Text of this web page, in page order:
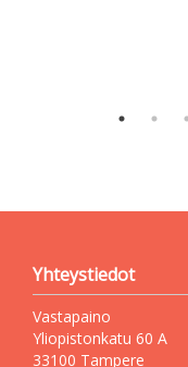
Yhteystiedot
Vastapaino
Yliopistonkatu 60 A
33100 Tampere